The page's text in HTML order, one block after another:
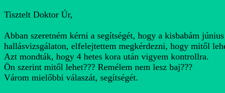
Tisztelt Doktor Úr,
Abban szeretném kérni a segítségét, hogy a kisbabám
hallásvizsgálaton, elfelejtettem megkérdezni, hogy mitől
Azt mondták, hogy 4 hetes kora után vigyem kontrollra.
Ön szerint mitől lehet??? Remélem nem lesz baj???
Várom mielőbbi válaszát, segítségét.